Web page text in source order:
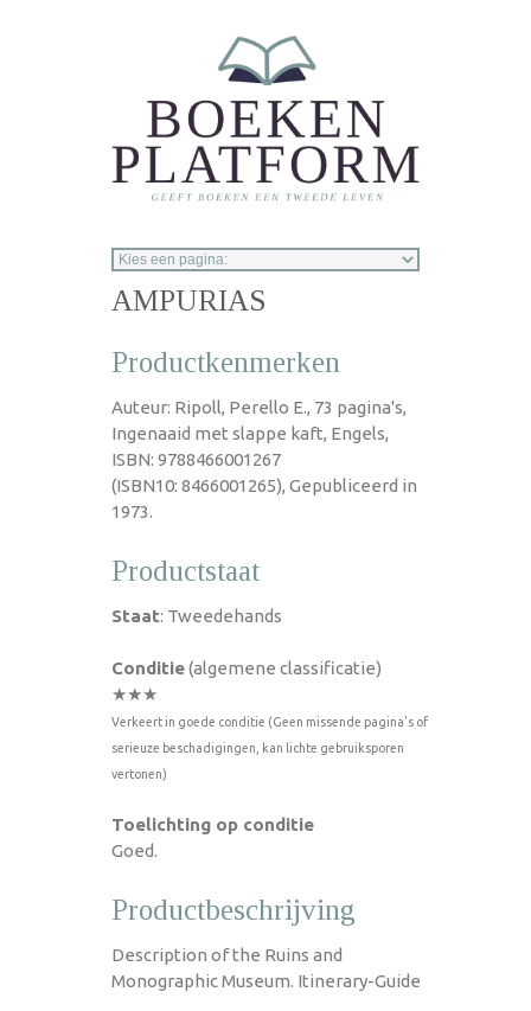
AMPURIAS
Productkenmerken
Auteur: Ripoll, Perello E., 73 pagina's,
Ingenaaid met slappe kaft, Engels,
ISBN: 9788466001267
(ISBN10: 8466001265), Gepubliceerd in
1973.
Productstaat
Staat: Tweedehands
Conditie(algemene classificatie)
★★★
Verkeert in goede conditie (Geen missende pagina's of
serieuze beschadigingen, kan lichte gebruiksporen
vertonen)
Toelichting op conditie
Goed.
Productbeschrijving
Description of the Ruins and
Monographic Museum. Itinerary-Guide